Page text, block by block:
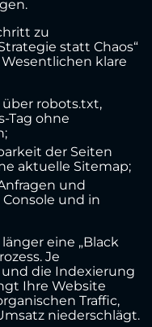
zu
statt Chaos“
klare
über robots.txt,
Tag ohne
der Seiten
aktuelle Sitemap;
und
und in
eine „Black
Je
und die Indexierung
Ihre Website
Traffic,
niederschlägt.